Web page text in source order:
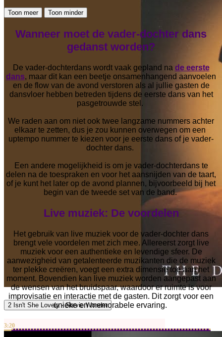
2 Isn't She Lovely - Stevie Wonder
3:20
Toon meer Toon minder
Wanneer moet de vader-dochter dans
gedanst worden?
De vader-dochterdans wordt vaak gepland na de eerste
dans, maar dit kan een beetje onsamenhangend aanvoelen
en de flow van de avond verstoren als al jullie gasten de
dansvloer hebben betreden tijdens de eerste dans van het
pasgetrouwde stel.
We raden aan om niet ook twee langzame nummers achter
elkaar te zetten, dus je zou kunnen overwegen om een ​​
uptempo nummer te kiezen voor je eerste dans of je vader-
dochter dans.
Een andere mogelijkheid is om je vader-dochterdans te
delen na de toespraken en voor het aansnijden van de taart,
of je kunt het later op de avond plannen, bijvoorbeeld bij het
begin van de tweede set van de band.
Live muziek: De voordelen
Het gebruik van live muziek voor de vader-dochter dans
brengt vele voordelen met zich mee. Allereerst zorgt live
muziek voor een authentieke en levendige sfeer. De
aanwezigheid van getalenteerde muzikanten die de muziek
ter plekke creëren, voegt een extra dimensie toe aan het
moment. Bovendien kan live muziek worden aangepast aan
de wensen van het bruidspaar, waardoor er ruimte is voor
improvisatie en interactie met de gasten. Dit zorgt voor een
unieke en memorabele ervaring.